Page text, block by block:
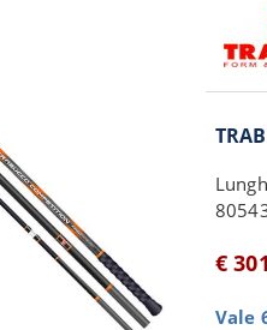
€
Vale